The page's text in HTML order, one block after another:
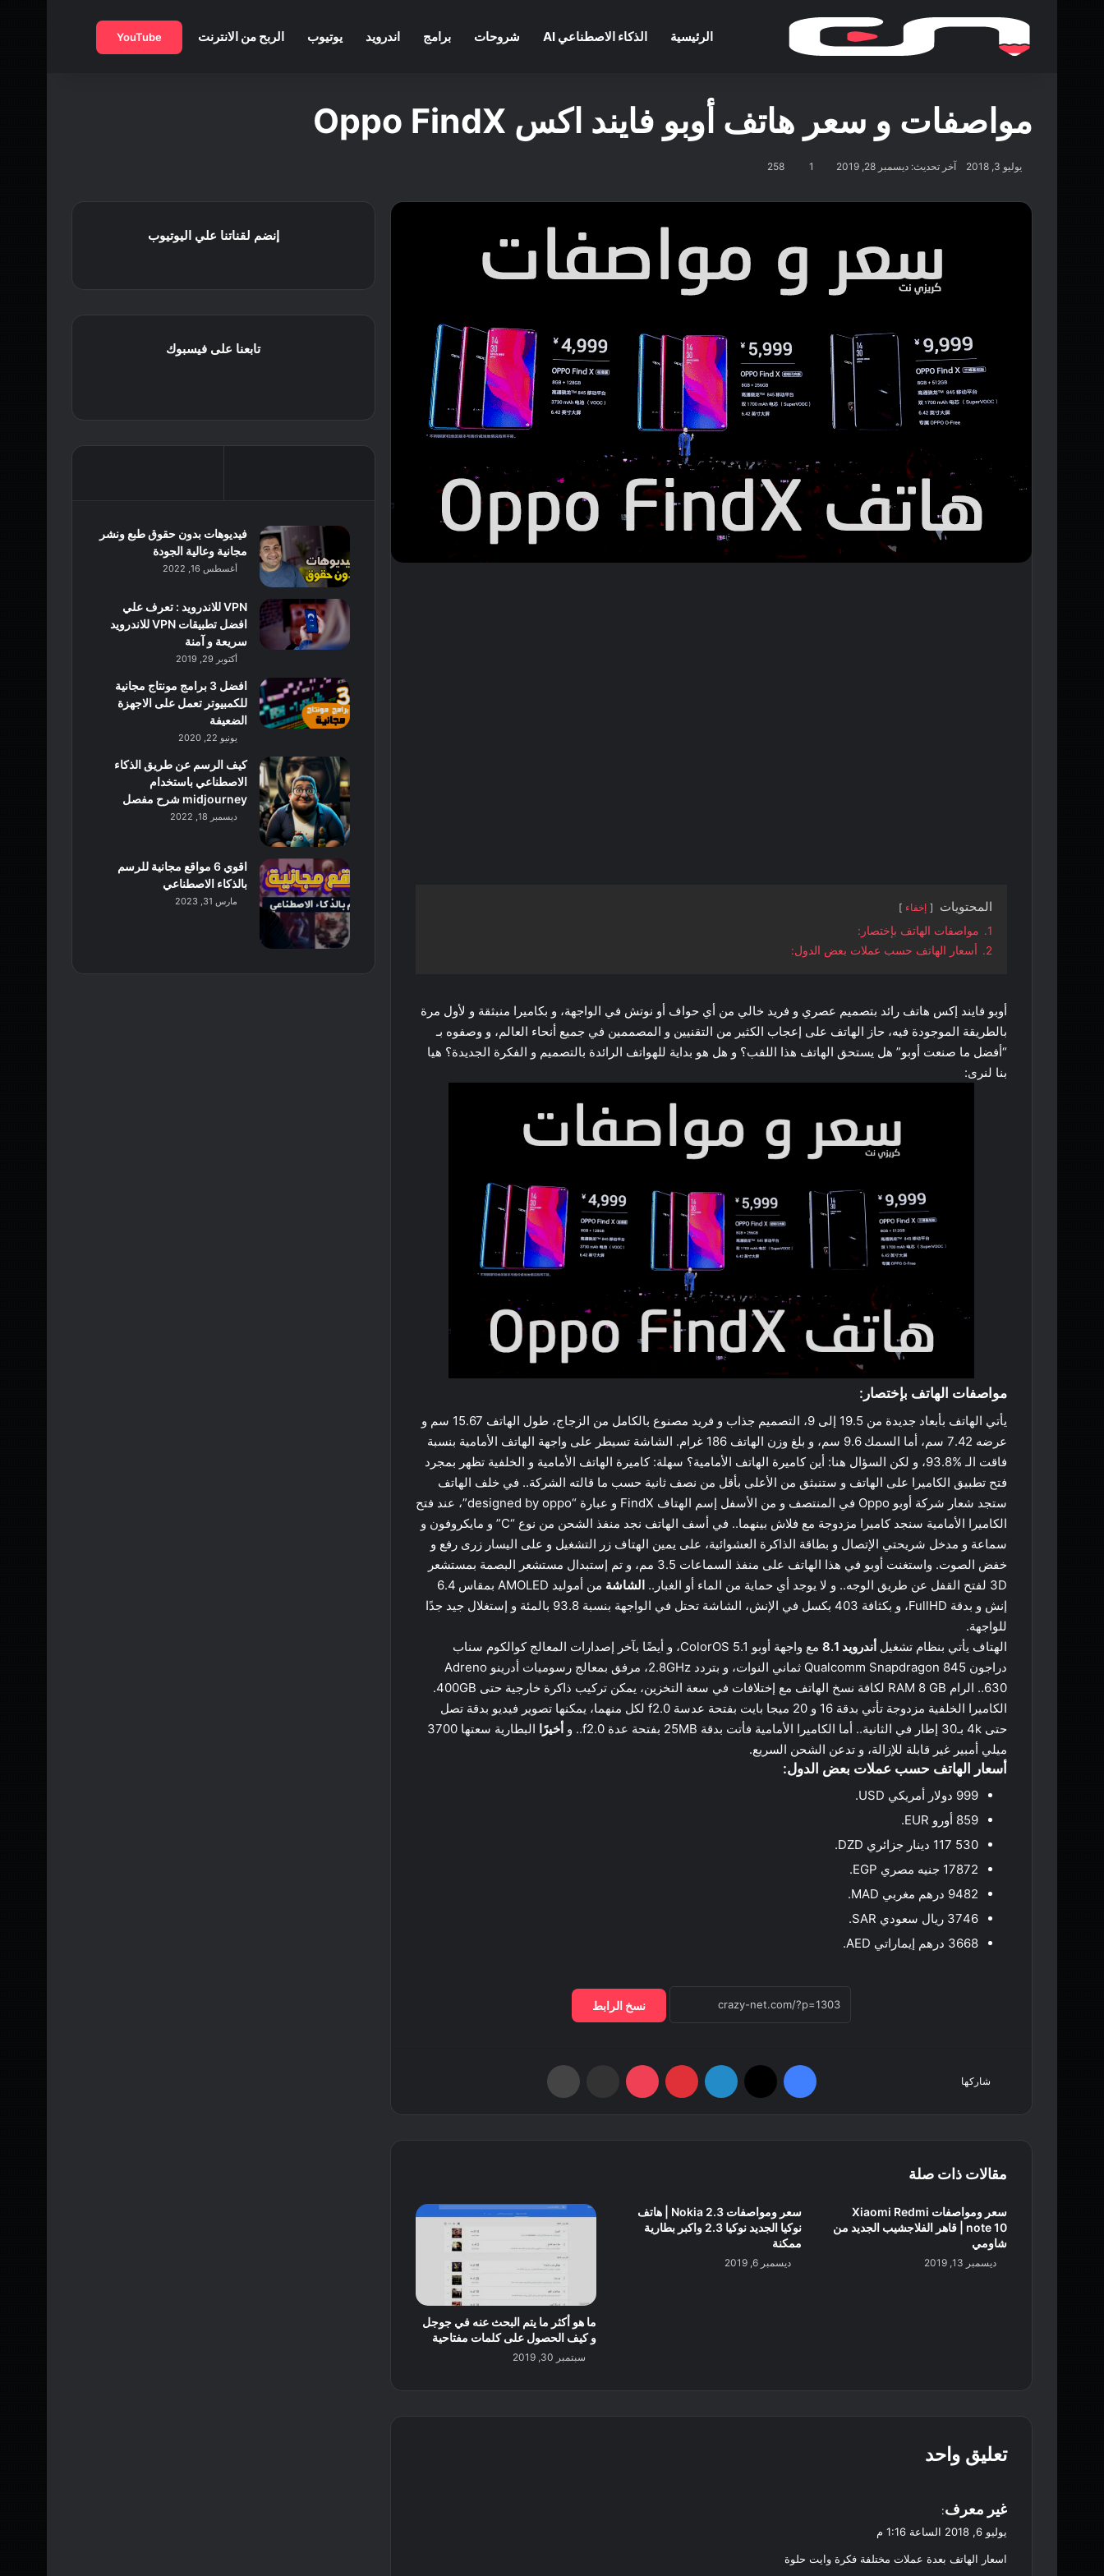
الرئيسية الذكاء الاصطناعي AI شروحات برامج اندرويد يوتيوب الربح من الانترنت YouTube
مواصفات و سعر هاتف أوبو فايند اكس Oppo FindX
يوليو 3, 2018 آخر تحديث: ديسمبر 28, 2019 1
258
المحتويات إخفاء
1.
مواصفات الهاتف بإختصار:
2.
أسعار الهاتف حسب عملات بعض الدول:
أوبو فايند إكس هاتف رائد بتصميم عصري و فريد خالي من أي حواف أو نوتش في الواجهة، و بكاميرا منبثقة و لأول مرة
بالطريقة الموجودة فيه، حاز الهاتف على إعجاب الكثير من التقنيين و المصممين في جميع أنحاء العالم، و وصفوه بـ
“أفضل ما صنعت أوبو” هل يستحق الهاتف هذا اللقب؟ و هل هو بداية للهواتف الرائدة بالتصميم و الفكرة الجديدة؟ هيا
بنا لنرى:
مواصفات الهاتف بإختصار:
يأتي الهاتف بأبعاد جديدة من 19.5 إلى 9، التصميم جذاب و فريد مصنوع بالكامل من الزجاج، طول الهاتف 15.67 سم و
عرضه 7.42 سم، أما السمك 9.6 سم، و بلغ وزن الهاتف 186 غرام. الشاشة تسيطر على واجهة الهاتف الأمامية بنسبة
فاقت الـ %93.8، و لكن السؤال هنا: أين كاميرة الهاتف الأمامية؟ سهلة: كاميرة الهاتف الأمامية و الخلفية تظهر بمجرد
فتح تطبيق الكاميرا على الهاتف و ستنبثق من الأعلى بأقل من نصف ثانية حسب ما قالته الشركة.. في خلف الهاتف
ستجد شعار شركة أوبو Oppo في المنتصف و من الأسفل إسم الهتاف FindX و عبارة “designed by oppo”، عند فتح
الكاميرا الأمامية سنجد كاميرا مزدوجة مع فلاش بينهما.. في أسف الهاتف نجد منفذ الشحن من نوع “C” و مايكروفون و
سماعة و مدخل شريحتي الإتصال و بطاقة الذاكرة العشوائية، على يمين الهتاف زر التشغيل و على اليسار زرى رفع و
خفض الصوت. واستغنت أوبو في هذا الهاتف على منفذ السماعات 3.5 مم، و تم إستبدال مستشعر البصمة بمستشعر
3D لفتح القفل عن طريق الوجه.. و لا يوجد أي حماية من الماء أو الغبار..
الشاشة
من أموليد AMOLED بمقاس 6.4
إنش و بدقة FullHD، و بكثافة 403 بكسل في الإنش، الشاشة تحتل في الواجهة بنسبة 93.8 بالمئة و إستغلال جيد جدًا
للواجهة.
الهتاف يأتي بنظام تشغيل أندرويد 8.1
مع واجهة أوبو ColorOS 5.1، و أيضًا بآخر إصدارات المعالج كوالكوم سناب
دراجون Qualcomm Snapdragon 845 ثماني النوات، و بتردد 2.8GHz، مرفق بمعالج رسوميات أدرينو Adreno
630.. الرام RAM 8 GB لكافة نسخ الهاتف مع إختلافات في سعة التخزين، يمكن تركيب ذاكرة خارجية حتى 400GB.
الكاميرا الخلفية مزدوجة تأتي بدقة 16 و 20 ميجا بايت بفتحة عدسة f2.0 لكل منهما، يمكنها تصوير فيديو بدقة تصل
حتى 4k بـ30 إطار في الثانية.. أما الكاميرا الأمامية فأتت بدقة 25MB بفتحة عدة f2.0.. و
أخيرًا
البطارية سعتها 3700
ميلي أمبير غير قابلة للإزالة، و تدعن الشحن السريع.
أسعار الهاتف حسب عملات بعض الدول:
999 دولار أمريكي USD.
859 أورو EUR.
117 530 دينار جزائري DZD.
17872 جنيه مصري EGP.
9482 درهم مغربي MAD.
3746 ريال سعودي SAR.
3668 درهم إيماراتي AED.
نسخ الرابط
شاركها
فيسبوك لينكدإن بينتيريست مشاركة عبر البريد
مقالات ذات صلة
سعر ومواصفات Xiaomi Redmi
note 10 | قاهر الفلاجشيب الجديد من
شاومي
ديسمبر 13, 2019
سعر ومواصفات Nokia 2.3 | هاتف
نوكيا الجديد نوكيا 2.3 واكبر بطارية
ممكنة
ديسمبر 6, 2019
ما هو أكثر ما يتم البحث عنه في جوجل
و كيف الحصول على كلمات مفتاحية
سبتمبر 30, 2019
تعليق واحد
ي
ل
غير معرف:
يوليو 6, 2018 الساعة 1:16 م
اسعار الهاتف بعدة عملات مختلفة فكرة وايت حلوة
إنضم لقناتنا علي اليوتيوب
تابعنا على فيسبوك
فيديوهات بدون حقوق طبع ونشر
مجانية وعالية الجودة
أغسطس 16, 2022
VPN للاندرويد : تعرف علي
افضل تطبيقات VPN للاندرويد
سريعة و آمنة
أكتوبر 29, 2019
افضل 3 برامج مونتاج مجانية
للكمبيوتر تعمل على الاجهزة
الضعيفة
يونيو 22, 2020
كيف الرسم عن طريق الذكاء
الاصطناعي باستخدام
midjourney شرح مفصل
ديسمبر 18, 2022
اقوي 6 مواقع مجانية للرسم
بالذكاء الاصطناعي
مارس 31, 2023